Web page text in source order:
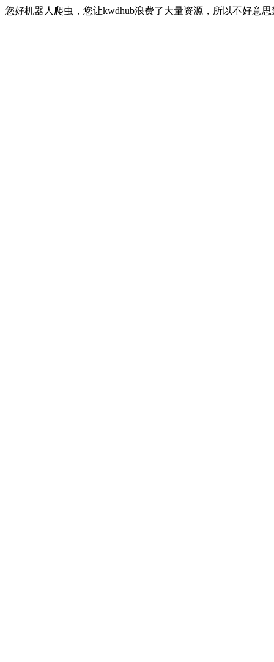
您好机器人爬虫，您让kwdhub浪费了大量资源，所以不好意